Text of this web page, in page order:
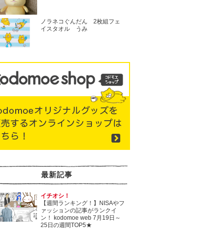
ノラネコぐんだん 2枚組フェ
イスタオル うみ
最新記事
イチオシ！
【週間ランキング！】NISAやフ
ァッションの記事がランクイ
ン！ kodomoe web 7月19日～
25日の週間TOP5★